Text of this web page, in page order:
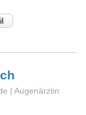
| Augenärztin